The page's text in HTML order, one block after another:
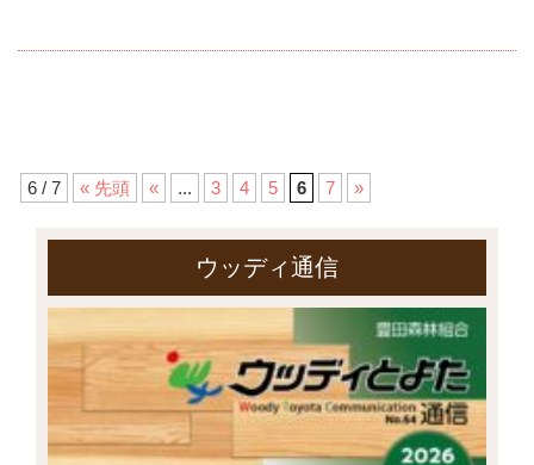
6 / 7 « 先頭 « ... 3 4 5 6 7 »
ウッディ通信